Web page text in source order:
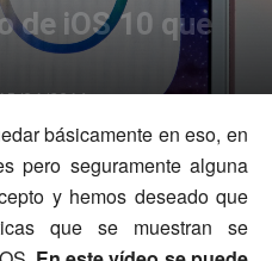
de iOS 10 que
0
básicamente en eso, en
pero seguramente alguna
y hemos deseado que
que se muestran se